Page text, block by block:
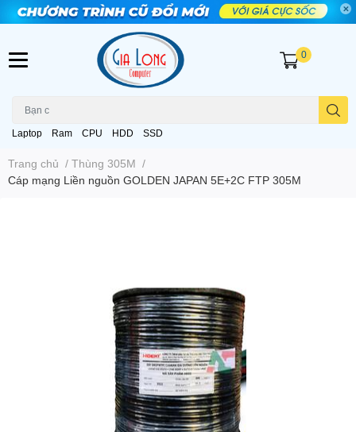
Laptop Ram CPU HDD SSD
0
Trang chủ / Thùng 305M /
Cáp mạng Liền nguồn GOLDEN JAPAN 5E+2C FTP 305M